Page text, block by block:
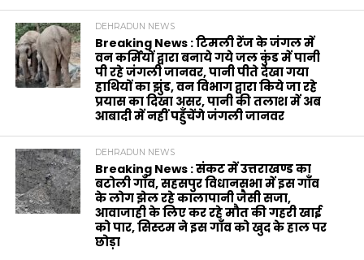
DEHRADUN NEWS
Breaking News : टिमली रेंज के जंगल में
वन कर्मियों द्वारा बनाये गये जल कुंड में पानी
पी रहे जंगली जानवर, पानी पीते देखा गया
हाथियों का झुंड, वन विभाग द्वारा किये जा रहे
प्रयास का दिखा असर, पानी की तलाश में अब
आबादी में नहीं पहुँचेंगे जंगली जानवर
DEHRADUN NEWS
Breaking News : संकट में उत्तराखण्ड का
बटोली गाँव, सहसपुर विधानसभा में इस गाँव
के लोग झेल रहे कालापानी जैसी सजा,
आवाजाही के लिए कर रहे मौत की गहरी खाई
को पार, सिस्टम ने इस गाँव को खुद के हाल पर
छोड़ा